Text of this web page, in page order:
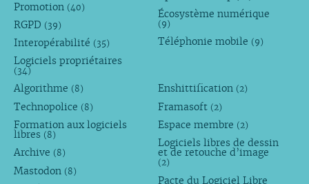
Promotion (40)
RGPD (39)
Interopérabilité (35)
Logiciels propriétaires
(34)
Écosystème numérique
(9)
Téléphonie mobile (9)
Algorithme (8)
Technopolice (8)
Formation aux logiciels
libres (8)
Archive (8)
Mastodon (8)
Enshittification (2)
Framasoft (2)
Espace membre (2)
Logiciels libres de dessin
et de retouche d’image
(2)
Pacte du Logiciel Libre